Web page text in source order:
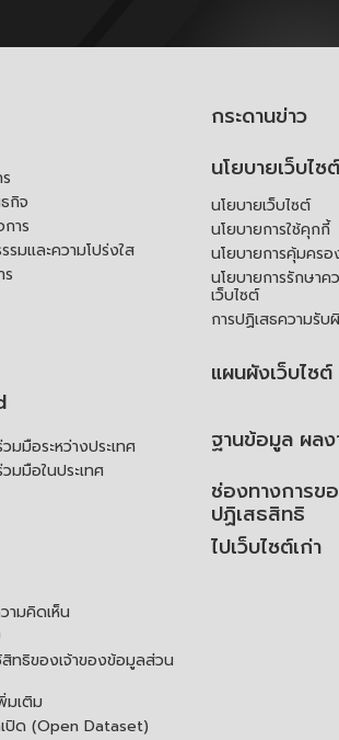
กิจ
าร
รมและความโปร่งใส
มมือระหว่างประเทศ
มมือในประเทศ
ามคิดเห็น
ทธิของเจ้าของข้อมูลส่วน
มเติม
ปิด (Open Dataset)
กระดานข่าว
นโยบายเว็บไซต์
นโยบายเว็บไซต์
นโยบายการใช้คุกกี้
นโยบายการคุ้มคร
นโยบายการรักษา
เว็บไซต์
การปฏิเสธความรับ
แผนผังเว็บไซต์
ฐานข้อมูล ผล
ช่องทางการข
ปฏิเสธสิทธิ
ไปเว็บไซต์เก่า